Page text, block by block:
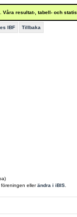
resultat-, tabell- och
IBF Tillbaka
föreningen ellerändra i iBIS